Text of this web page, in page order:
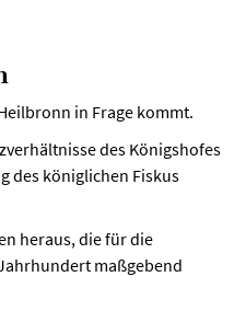
in Frage kommt.
des Königshofes
des königlichen Fiskus
heraus, die für die
maßgebend